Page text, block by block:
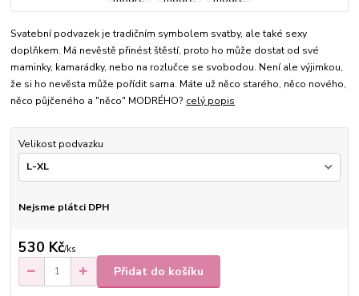
Svatební podvazek je tradičním symbolem svatby, ale také sexy
doplňkem. Má nevěstě přinést štěstí, proto ho může dostat od své
maminky, kamarádky, nebo na rozlučce se svobodou. Není ale výjimkou,
že si ho nevěsta může pořídit sama. Máte už něco starého, něco nového,
něco půjčeného a "něco" MODRÉHO? celý popis
Velikost podvazku
Nejsme plátci DPH
530 Kč/ks
Přidat do košíku